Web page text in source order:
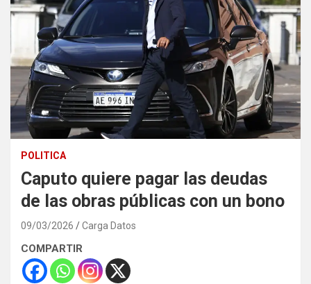
POLITICA
Caputo quiere pagar las deudas
de las obras públicas con un bono
09/03/2026 Carga Datos
COMPARTIR